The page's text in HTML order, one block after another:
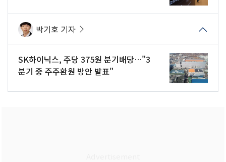
박기호 기자
SK하이닉스, 주당 375원 분기배당…"3
분기 중 주주환원 방안 발표"